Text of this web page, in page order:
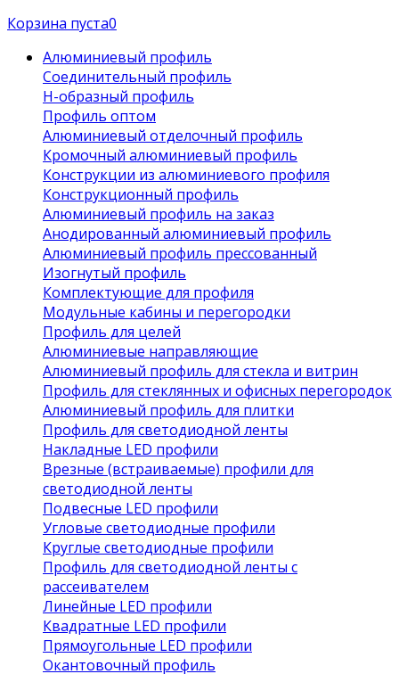
Корзина пуста0
Алюминиевый профиль
Соединительный профиль
Н-образный профиль
Профиль оптом
Алюминиевый отделочный профиль
Кромочный алюминиевый профиль
Конструкции из алюминиевого профиля
Конструкционный профиль
Алюминиевый профиль на заказ
Анодированный алюминиевый профиль
Алюминиевый профиль прессованный
Изогнутый профиль
Комплектующие для профиля
Модульные кабины и перегородки
Профиль для целей
Алюминиевые направляющие
Алюминиевый профиль для стекла и витрин
Профиль для стеклянных и офисных перегородок
Алюминиевый профиль для плитки
Профиль для светодиодной ленты
Накладные LED профили
Врезные (встраиваемые) профили для
светодиодной ленты
Подвесные LED профили
Угловые светодиодные профили
Круглые светодиодные профили
Профиль для светодиодной ленты с
рассеивателем
Линейные LED профили
Квадратные LED профили
Прямоугольные LED профили
Окантовочный профиль